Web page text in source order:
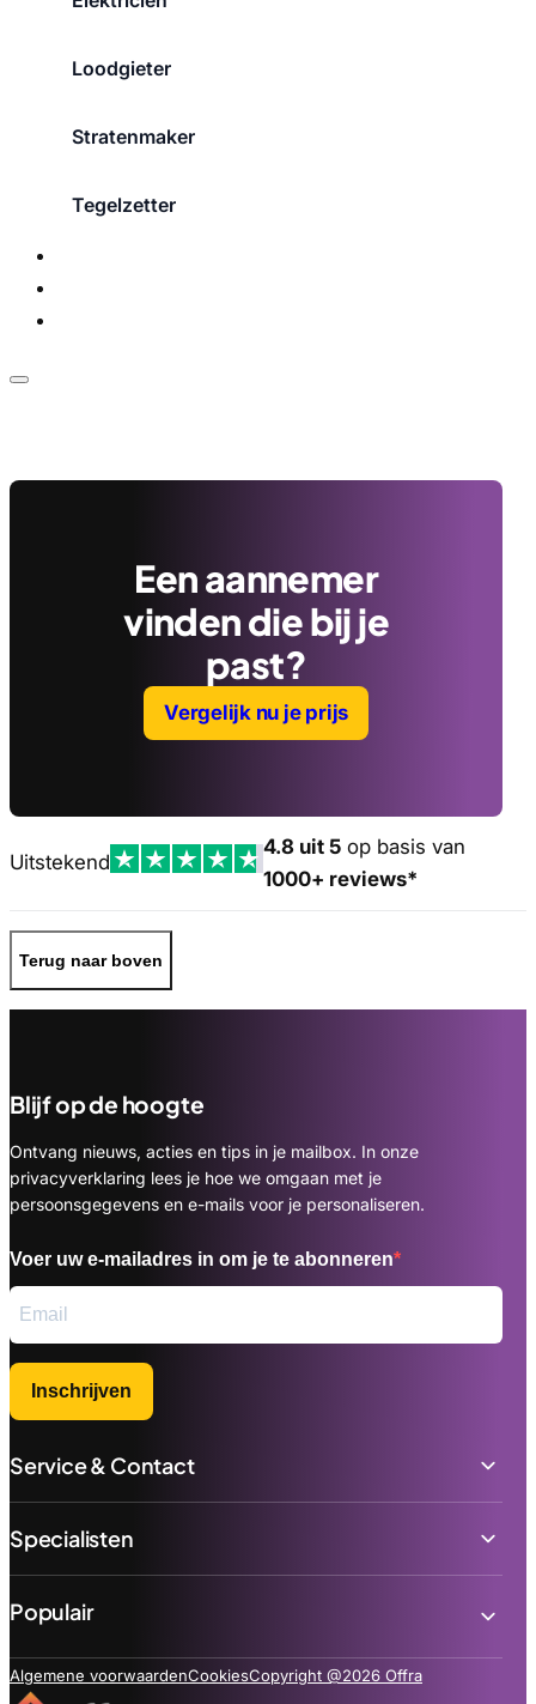
Loodgieter
Stratenmaker
Tegelzetter
Een aannemer
vinden die bij je
past?
Vergelijk nu je prijs
Uitstekend
4.8 uit 5 op basis van
1000+ reviews*
Terug naar boven
Blijf op de hoogte
Ontvang nieuws, acties en tips in je mailbox. In onze
privacyverklaring lees je hoe we omgaan met je
persoonsgegevens en e-mails voor je personaliseren.
Voer uw e-mailadres in om je te abonneren
Inschrijven
Service & Contact
Specialisten
Populair
Algemene voorwaardenCookiesCopyright @2026 Offra